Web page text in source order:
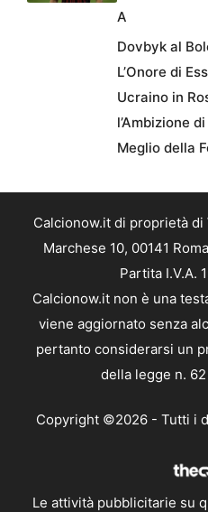
A
Dovbyk al
L’Onore di
Ucraino in
l’Ambizione
Meglio della
Calcionow.it di proprietà di
Marchese 10, 00141
Partita I.V.A.
Calcionow.it non è una
viene aggiornato senza
pertanto considerarsi un
della legge n.
Copyright ©2026 - Tutti i
Le attività pubblicitarie su